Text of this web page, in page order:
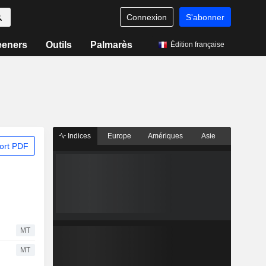
Connexion S'abonner
Outils Palmarès Édition française
PDF
MT
MT
Indices Europe Amériques Asie